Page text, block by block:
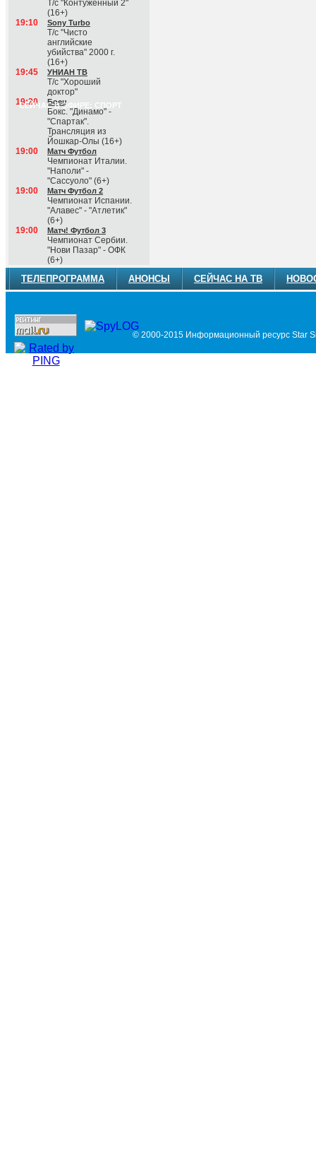
Т/с "Контуженный 2"
(16+)
19:10
Sony Turbo
Т/с "Чисто
английские
убийства" 2000 г.
(16+)
19:45
УНИАН ТВ
Т/с "Хороший
доктор"
СЕЙЧАС В ЭФИРЕ: СПОРТ
19:20 Боец
Бокс. "Динамо" -
"Спартак".
Трансляция из
Йошкар-Олы (16+)
19:00
Матч Футбол
Чемпионат Италии.
"Наполи" -
"Сассуоло" (6+)
19:00
Матч Футбол 2
Чемпионат Испании.
"Алавес" - "Атлетик"
(6+)
19:00
Матч! Футбол 3
Чемпионат Сербии.
"Нови Пазар" - ОФК
(6+)
ТЕЛЕПРОГРАММА АНОНСЫ СЕЙЧАС НА ТВ
© 2000-2015 Информационный ресурс Star